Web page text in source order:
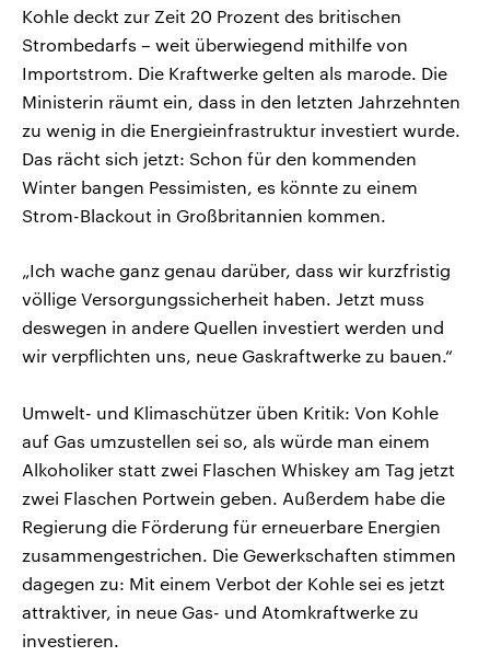
Kohle deckt zur Zeit 20 Prozent des britischen
Strombedarfs – weit überwiegend mithilfe von
Importstrom. Die Kraftwerke gelten als marode. Die
Ministerin räumt ein, dass in den letzten Jahrzehnten
zu wenig in die Energieinfrastruktur investiert wurde.
Das rächt sich jetzt: Schon für den kommenden
Winter bangen Pessimisten, es könnte zu einem
Strom-Blackout in Großbritannien kommen.
„Ich wache ganz genau darüber, dass wir kurzfristig
völlige Versorgungssicherheit haben. Jetzt muss
deswegen in andere Quellen investiert werden und
wir verpflichten uns, neue Gaskraftwerke zu bauen.“
Umwelt- und Klimaschützer üben Kritik: Von Kohle
auf Gas umzustellen sei so, als würde man einem
Alkoholiker statt zwei Flaschen Whiskey am Tag jetzt
zwei Flaschen Portwein geben. Außerdem habe die
Regierung die Förderung für erneuerbare Energien
zusammengestrichen. Die Gewerkschaften stimmen
dagegen zu: Mit einem Verbot der Kohle sei es jetzt
attraktiver, in neue Gas- und Atomkraftwerke zu
investieren.